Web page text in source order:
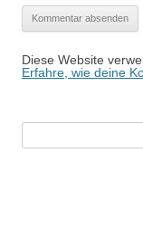
Diese Website
Erfahre, wie deine
nach: